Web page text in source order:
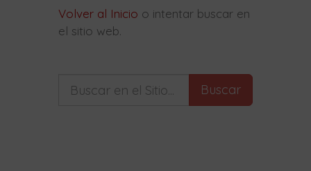
Volver al Inicio o intentar buscar en
el sitio web.
Buscar